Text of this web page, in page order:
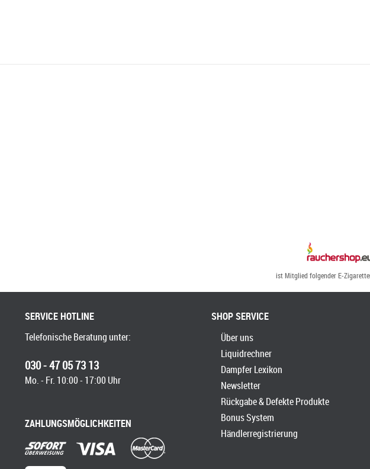
ist Mitglied folgender E-
SERVICE HOTLINE
Telefonische Beratung unter:
030 - 47 05 73 13
Mo. - Fr. 10:00 - 17:00 Uhr
ZAHLUNGSMÖGLICHKEITEN
SHOP SERVICE
Über uns
Liquidrechner
Dampfer Lexikon
Newsletter
Rückgabe & Defekte Produkte
Bonus System
Händlerregistrierung